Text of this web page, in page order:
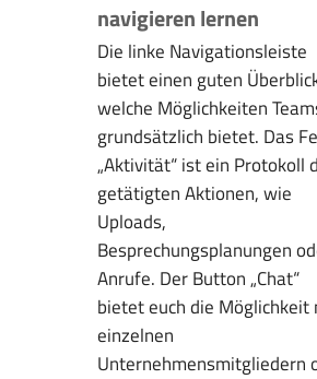
navigieren lernen
Die linke Navigationsleiste
bietet einen guten
welche Möglichkeiten
grundsätzlich bietet. Das
„Aktivität“ ist ein Protokoll
getätigten Aktionen, wie
Uploads,
Besprechungsplanungen
Anrufe. Der Button „Chat“
bietet euch die Möglichkeit
einzelnen
Unternehmensmitgliedern